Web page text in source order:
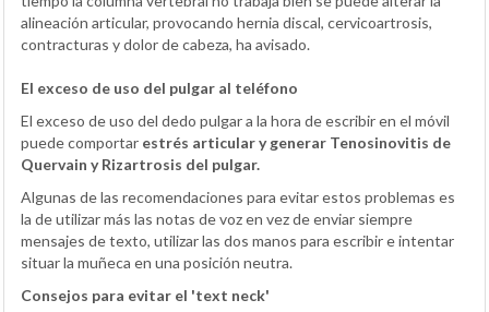
alineación articular, provocando hernia discal, cervicoartrosis,
contracturas y dolor de cabeza, ha avisado.
El exceso de uso del pulgar al teléfono
El exceso de uso del dedo pulgar a la hora de escribir en el móvil
puede comportar estrés articular y generar Tenosinovitis de
Quervain y Rizartrosis del pulgar.
Algunas de las recomendaciones para evitar estos problemas es
la de utilizar más las notas de voz en vez de enviar siempre
mensajes de texto, utilizar las dos manos para escribir e intentar
situar la muñeca en una posición neutra.
Consejos para evitar el 'text neck'